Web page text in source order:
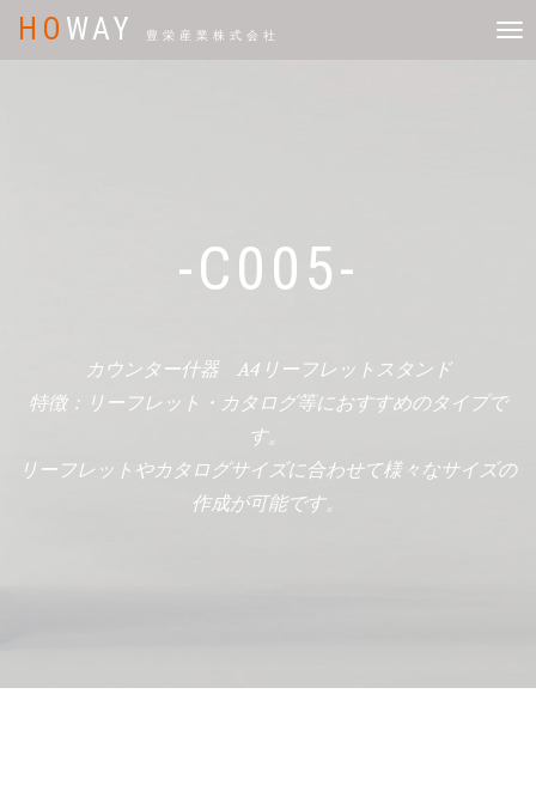
HO WAY 豊栄産業株式会社
-C005-
カウンター什器 A4リーフレットスタンド
特徴：リーフレット・カタログ等におすすめのタイプで
す。
リーフレットやカタログサイズに合わせて様々なサイズの
作成が可能です。